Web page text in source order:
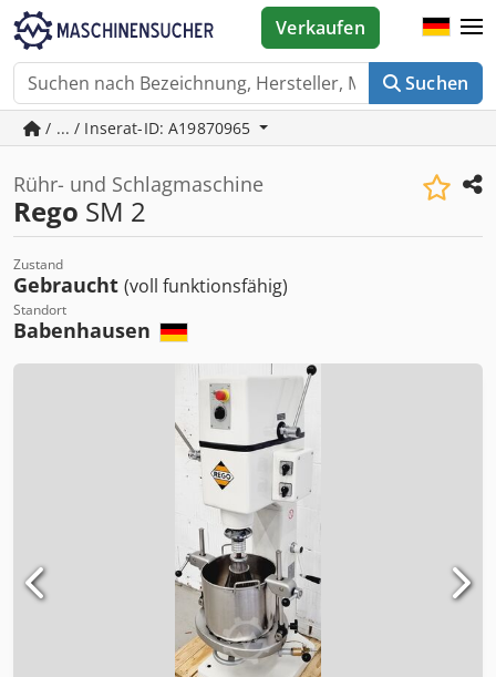
Suchen
Verkaufen
/ ... / Inserat-ID: A19870965
Rühr- und Schlagmaschine
Rego SM 2
Zustand
Gebraucht (voll funktionsfähig)
Standort
Babenhausen